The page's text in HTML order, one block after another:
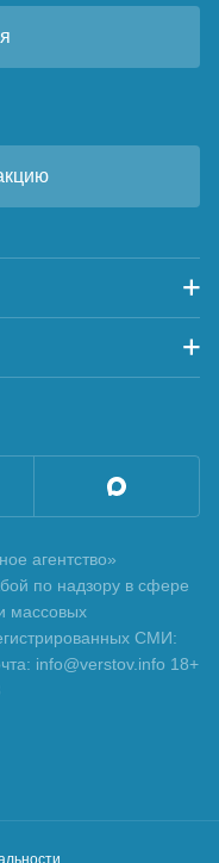
агентство»
по надзору в сфере
массовых
СМИ:
info@verstov.info 18+